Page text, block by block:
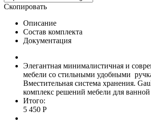
Скопировать
Описание
Состав комплекта
Документация
Элегантная минималистичная и
мебели со стильными удобными
Вместительная система хранения.
комплекс решений мебели для
Итого:
5 450 Р